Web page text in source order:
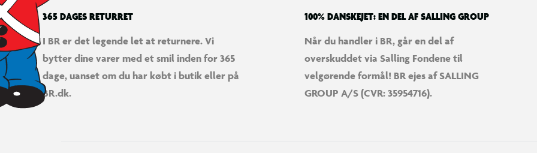
365 DAGES RETURRET
I BR er det legende let at returnere. Vi
bytter dine varer med et smil inden for 365
dage, uanset om du har købt i butik eller på
BR.dk.
100% DANSKEJET: EN DEL AF SALLING GROUP
Når du handler i BR, går en del af
overskuddet via Salling Fondene til
velgørende formål! BR ejes af SALLING
GROUP A/S (CVR: 35954716).